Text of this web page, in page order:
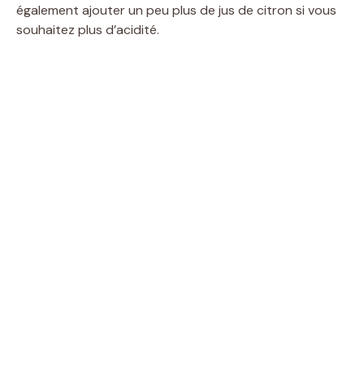
également ajouter un peu plus de jus de citron si vous
souhaitez plus d’acidité.